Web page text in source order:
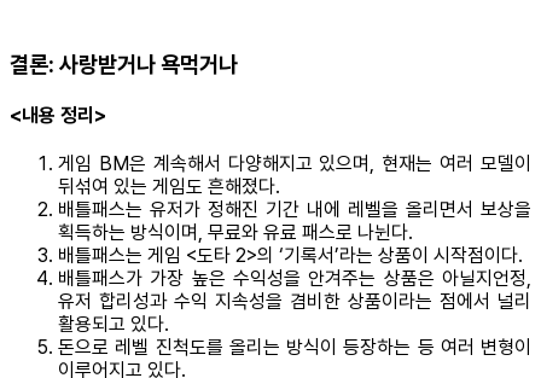
결론: 사랑받거나 욕먹거나
<내용 정리>
게임 BM은 계속해서 다양해지고 있으며, 현재는 여러 모델이
뒤섞여 있는 게임도 흔해졌다.
배틀패스는 유저가 정해진 기간 내에 레벨을 올리면서 보상을
획득하는 방식이며, 무료와 유료 패스로 나뉜다.
배틀패스는 게임 <도타 2>의 ‘기록서’라는 상품이 시작점이다.
배틀패스가 가장 높은 수익성을 안겨주는 상품은 아닐지언정,
유저 합리성과 수익 지속성을 겸비한 상품이라는 점에서 널리
활용되고 있다.
돈으로 레벨 진척도를 올리는 방식이 등장하는 등 여러 변형이
이루어지고 있다.